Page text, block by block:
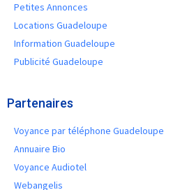
Petites Annonces
Locations Guadeloupe
Information Guadeloupe
Publicité Guadeloupe
Partenaires
Voyance par téléphone Guadeloupe
Annuaire Bio
Voyance Audiotel
Webangelis